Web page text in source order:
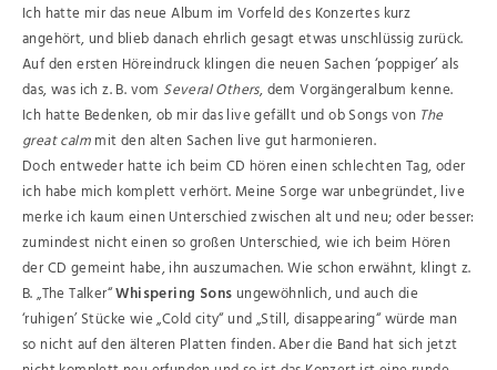
Ich hatte mir das neue Album im Vorfeld des Konzertes kurz
angehört, und blieb danach ehrlich gesagt etwas unschlüssig zurück.
Auf den ersten Höreindruck klingen die neuen Sachen ‘poppiger’ als
das, was ich z. B. vom Several Others, dem Vorgängeralbum kenne.
Ich hatte Bedenken, ob mir das live gefällt und ob Songs von The
great calmmit den alten Sachen live gut harmonieren.
Doch entweder hatte ich beim CD hören einen schlechten Tag, oder
ich habe mich komplett verhört. Meine Sorge war unbegründet, live
merke ich kaum einen Unterschied zwischen alt und neu; oder besser:
zumindest nicht einen so großen Unterschied, wie ich beim Hören
der CD gemeint habe, ihn auszumachen. Wie schon erwähnt, klingt z.
B. „The Talker“Whispering Sons ungewöhnlich, und auch die
‘ruhigen’ Stücke wie „Cold city“ und „Still, disappearing“ würde man
so nicht auf den älteren Platten finden. Aber die Band hat sich jetzt